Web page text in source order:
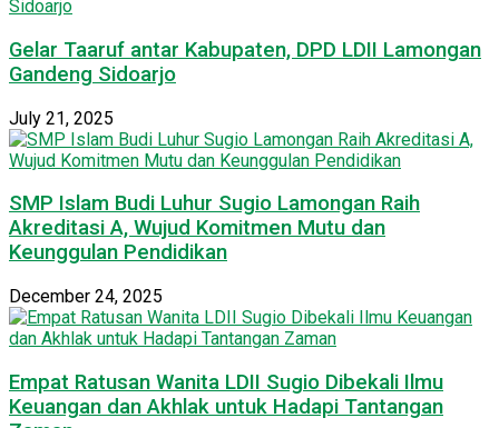
Gelar Taaruf antar Kabupaten, DPD LDII Lamongan
Gandeng Sidoarjo
July 21, 2025
SMP Islam Budi Luhur Sugio Lamongan Raih
Akreditasi A, Wujud Komitmen Mutu dan
Keunggulan Pendidikan
December 24, 2025
Empat Ratusan Wanita LDII Sugio Dibekali Ilmu
Keuangan dan Akhlak untuk Hadapi Tantangan